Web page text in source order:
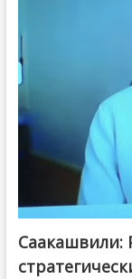
Саакашвили: